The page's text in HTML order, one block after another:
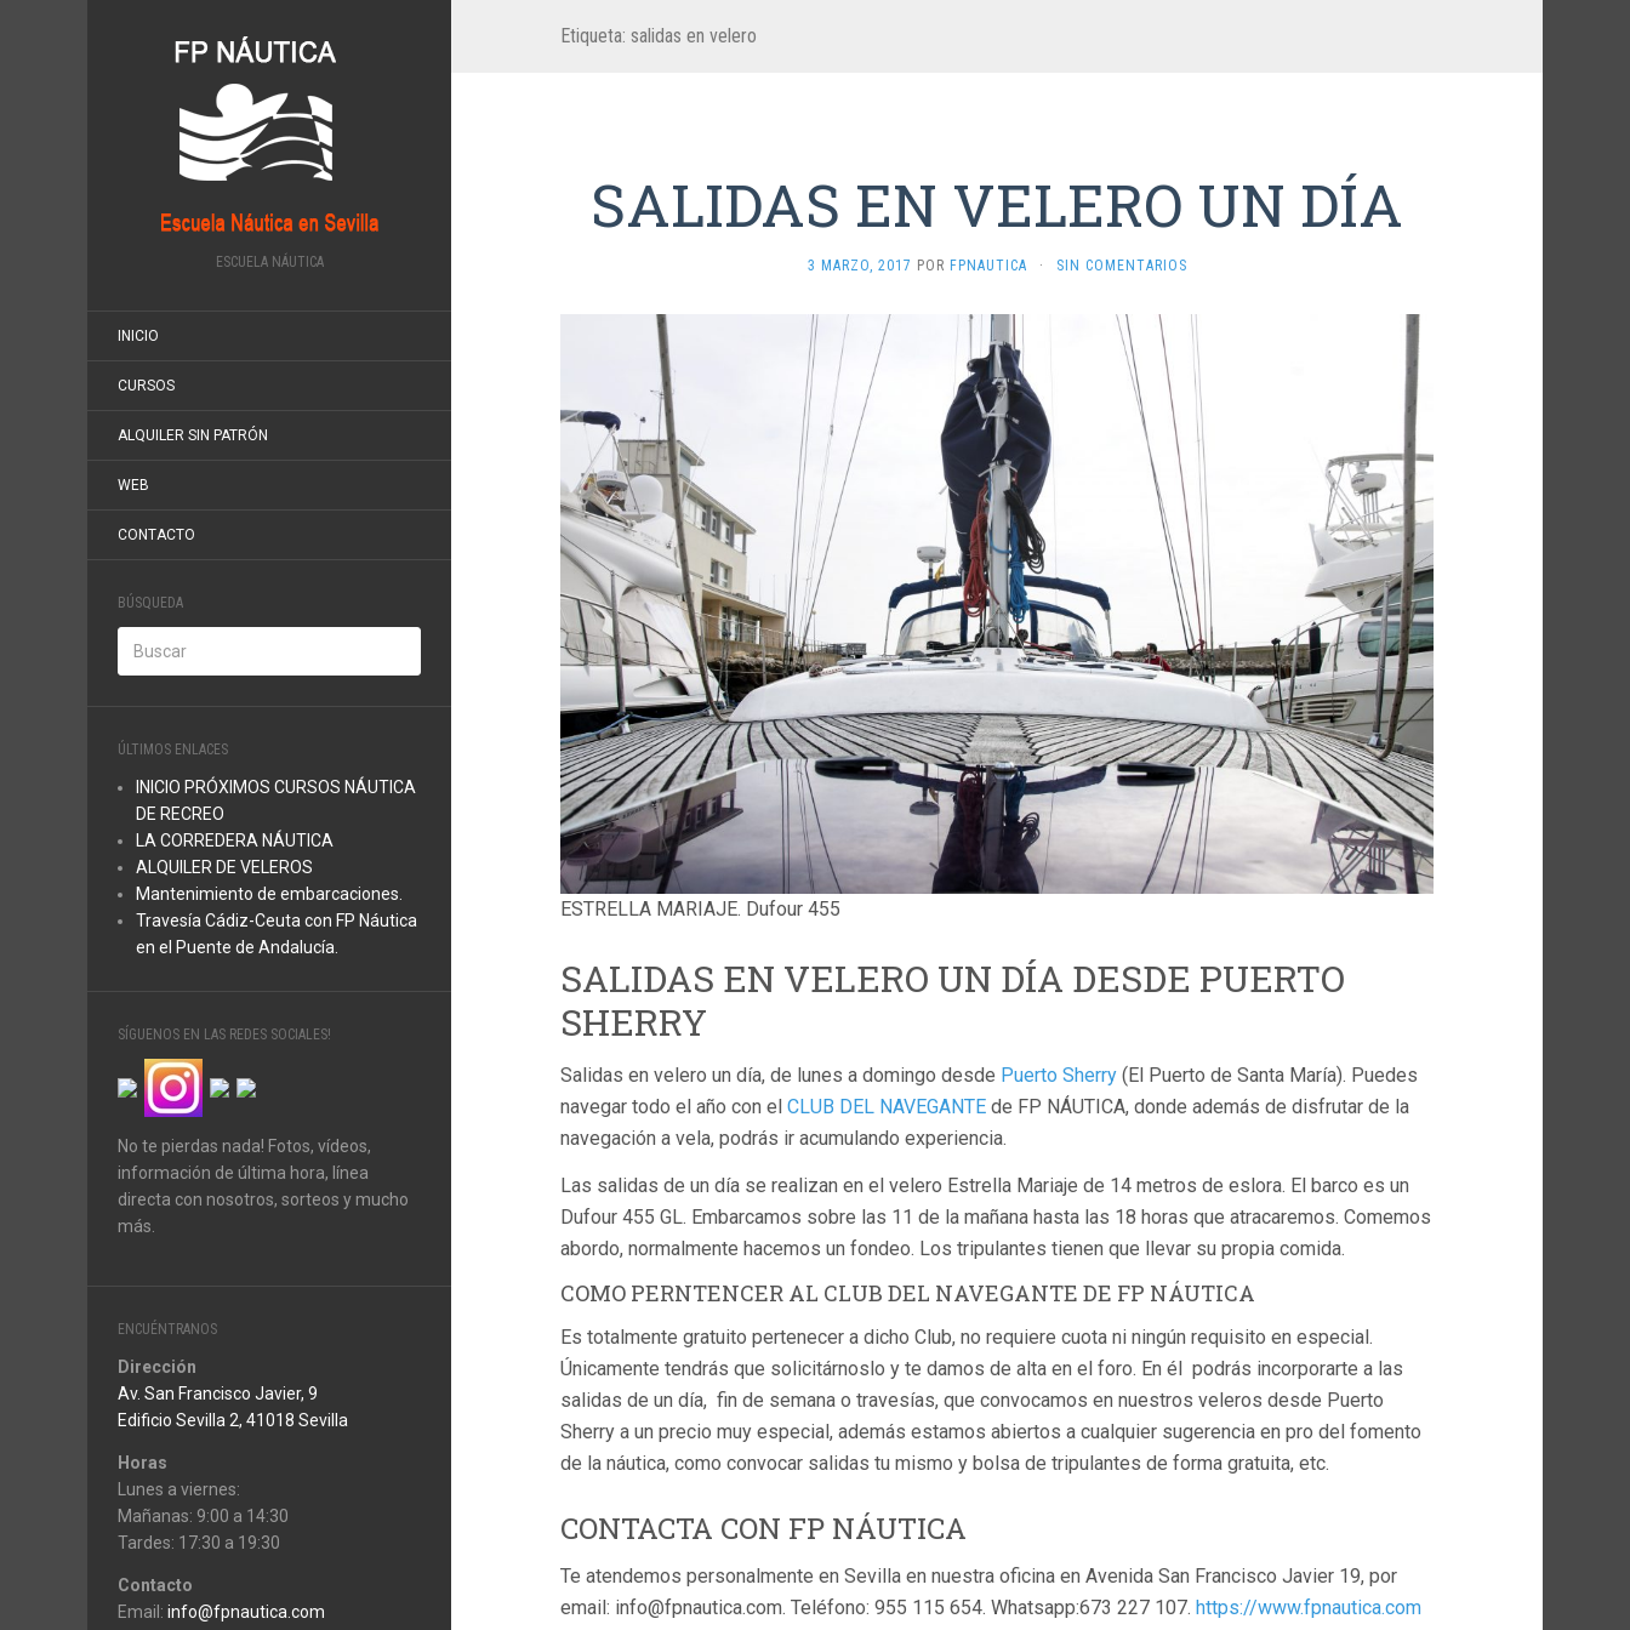
ESCUELA NÁUTICA
INICIO
CURSOS
ALQUILER SIN PATRÓN
WEB
CONTACTO
BÚSQUEDA
ÚLTIMOS ENLACES
INICIO PRÓXIMOS CURSOS NÁUTICA
DE RECREO
LA CORREDERA NÁUTICA
ALQUILER DE VELEROS
Mantenimiento de embarcaciones.
Travesía Cádiz-Ceuta con FP Náutica
en el Puente de Andalucía.
SÍGUENOS EN LAS REDES SOCIALES!
No te pierdas nada! Fotos, vídeos,
información de última hora, línea
directa con nosotros, sorteos y mucho
más.
ENCUÉNTRANOS
Dirección
Av. San Francisco Javier, 9
Edificio Sevilla 2, 41018 Sevilla
Horas
Lunes a viernes:
Mañanas: 9:00 a 14:30
Tardes: 17:30 a 19:30
Contacto
Email: info@fpnautica.com
Etiqueta: salidas en velero
SALIDAS EN VELERO UN DÍA
3 MARZO, 2017 POR FPNAUTICA · SIN COMENTARIOS
ESTRELLA MARIAJE. Dufour 455
SALIDAS EN VELERO UN DÍA DESDE PUERTO
SHERRY
Salidas en velero un día, de lunes a domingo desde Puerto Sherry (El Puerto de Santa María). Puedes
navegar todo el año con el CLUB DEL NAVEGANTE de FP NÁUTICA, donde además de disfrutar de la
navegación a vela, podrás ir acumulando experiencia.
Las salidas de un día se realizan en el velero Estrella Mariaje de 14 metros de eslora. El barco es un
Dufour 455 GL. Embarcamos sobre las 11 de la mañana hasta las 18 horas que atracaremos. Comemos
abordo, normalmente hacemos un fondeo. Los tripulantes tienen que llevar su propia comida.
COMO PERNTENCER AL CLUB DEL NAVEGANTE DE FP NÁUTICA
Es totalmente gratuito pertenecer a dicho Club, no requiere cuota ni ningún requisito en especial.
Únicamente tendrás que solicitárnoslo y te damos de alta en el foro. En él podrás incorporarte a las
salidas de un día, fin de semana o travesías, que convocamos en nuestros veleros desde Puerto
Sherry a un precio muy especial, además estamos abiertos a cualquier sugerencia en pro del fomento
de la náutica, como convocar salidas tu mismo y bolsa de tripulantes de forma gratuita, etc.
CONTACTA CON FP NÁUTICA
Te atendemos personalmente en Sevilla en nuestra oficina en Avenida San Francisco Javier 19, por
email: info@fpnautica.com. Teléfono: 955 115 654. Whatsapp:673 227 107. https://www.fpnautica.com